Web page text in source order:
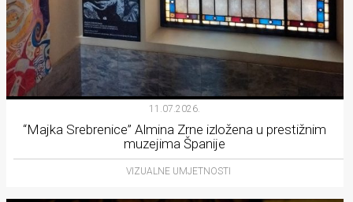
11.07.2026.
“Majka Srebrenice” Almina Zrne izložena u prestižnim
muzejima Španije
VIZUALNE UMJETNOSTI